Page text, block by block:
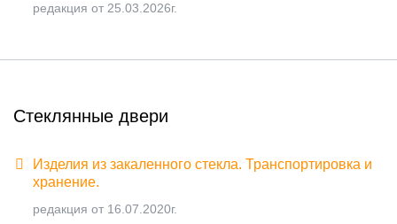
редакция от 25.03.2026г.
Стеклянные двери
Изделия из закаленного стекла. Транспортировка и
хранение.
редакция от 16.07.2020г.